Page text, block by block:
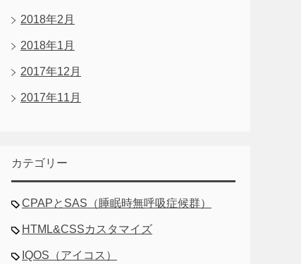
2018年2月
2018年1月
2017年12月
2017年11月
カテゴリー
CPAPとSAS（睡眠時無呼吸症候群）
HTML&CSSカスタマイズ
IQOS（アイコス）